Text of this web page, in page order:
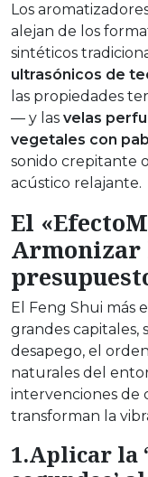
Los
alejan de los
sintéticos
ultrasónicos de
las propiedades
— y las velas
vegetales con
sonido crepitante
acústico relajante.
El
Armonizar
El Feng Shui más
grandes capitales,
desapego, el
naturales del
intervenciones de
transforman la
1.Aplicar la